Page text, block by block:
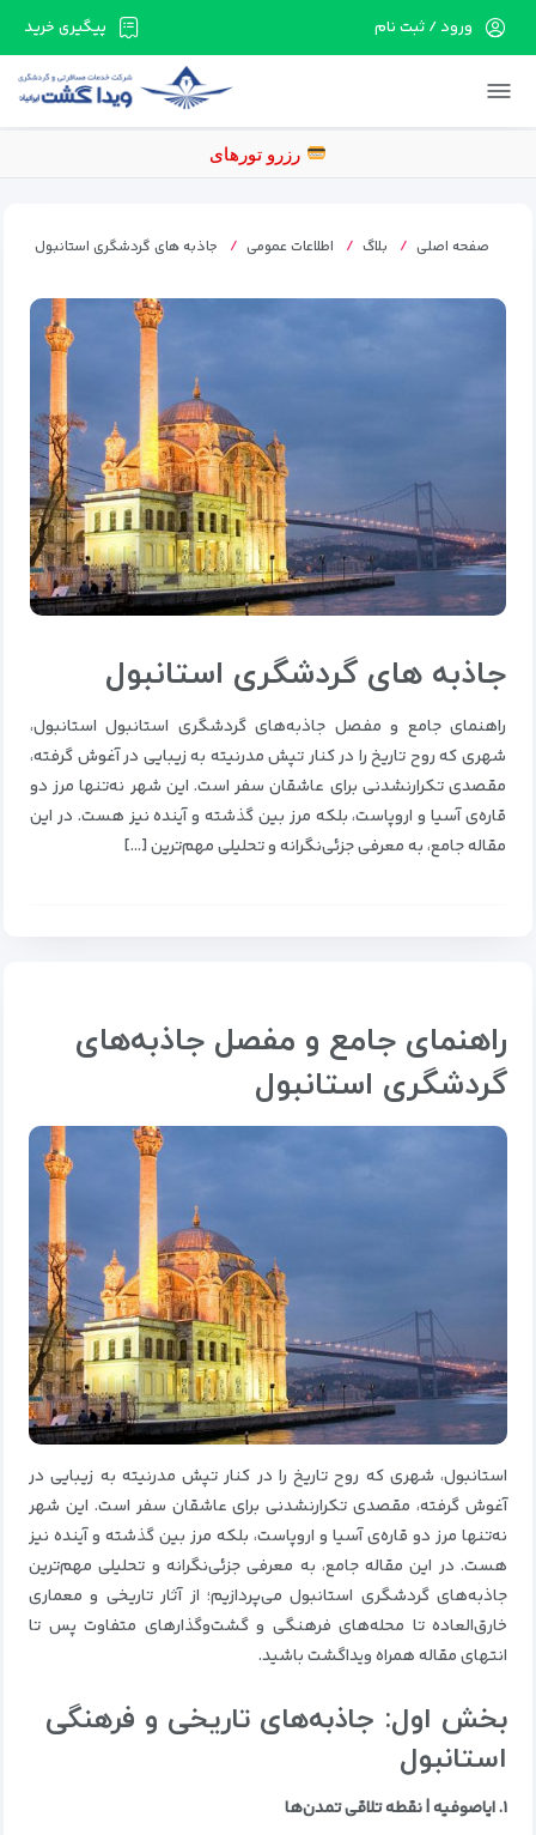
در حال حاضر ارتباط با سرور قطع می باشد لطفا
رزر
پیگیری خرید ورود / ثبت نام
صفحه اصلی بلاگ اطلاعات عمومی جاذبه های گردشگری استانبول
جاذبه های گردشگری استانبول
راهنمای جامع و مفصل جاذبه‌های گردشگری استانبول استانبول،
شهری که روح تاریخ را در کنار تپش مدرنیته به زیبایی در آغوش گرفته،
مقصدی تکرارنشدنی برای عاشقان سفر است. این شهر نه‌تنها مرز دو
قاره‌ی آسیا و اروپاست، بلکه مرز بین گذشته و آینده نیز هست. در این
مقاله جامع، به معرفی جزئی‌نگرانه‌ و تحلیلی مهم‌ترین […]
راهنمای جامع و مفصل جاذبه‌های
گردشگری استانبول
استانبول، شهری که روح تاریخ را در کنار تپش مدرنیته به زیبایی در
آغوش گرفته، مقصدی تکرارنشدنی برای عاشقان سفر است. این شهر
نه‌تنها مرز دو قاره‌ی آسیا و اروپاست، بلکه مرز بین گذشته و آینده نیز
هست. در این مقاله جامع، به معرفی جزئی‌نگرانه‌ و تحلیلی مهم‌ترین
جاذبه‌های گردشگری استانبول می‌پردازیم؛ از آثار تاریخی و معماری
خارق‌العاده تا محله‌های فرهنگی و گشت‌وگذارهای متفاوت پس تا
انتهای مقاله همراه ویداگشت باشید.
بخش اول: جاذبه‌های تاریخی و فرهنگی
استانبول
۱. ایاصوفیه | نقطه تلاقی تمدن‌ها